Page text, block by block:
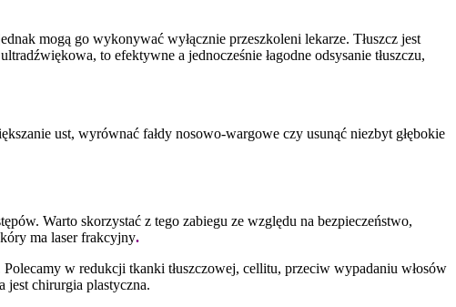
mogą go wykonywać wyłącznie przeszkoleni lekarze. Tłuszcz jest
to efektywne a jednocześnie łagodne odsysanie tłuszczu,
ust, wyrównać fałdy nosowo-wargowe czy usunąć niezbyt głębokie
Warto skorzystać z tego zabiegu ze względu na bezpieczeństwo,
ma laser frakcyjny.
w redukcji tkanki tłuszczowej, cellitu, przeciw wypadaniu włosów
jest chirurgia plastyczna.